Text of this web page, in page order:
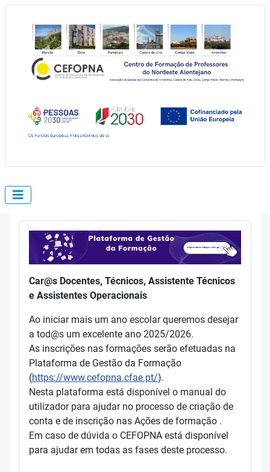
Car@s Docentes, Técnicos, Assistente Técnicos
e Assistentes Operacionais
Ao iniciar mais um ano escolar queremos desejar
a tod@s um excelente ano 2025/2026.
As inscrições nas formações serão efetuadas na
Plataforma de Gestão da Formação
(https://www.cefopna.cfae.pt/).
Nesta plataforma está disponível o manual do
utilizador para ajudar no processo de criação de
conta e de inscrição nas Ações de formação .
Em caso de dúvida o CEFOPNA está disponível
para ajudar em todas as fases deste processo.